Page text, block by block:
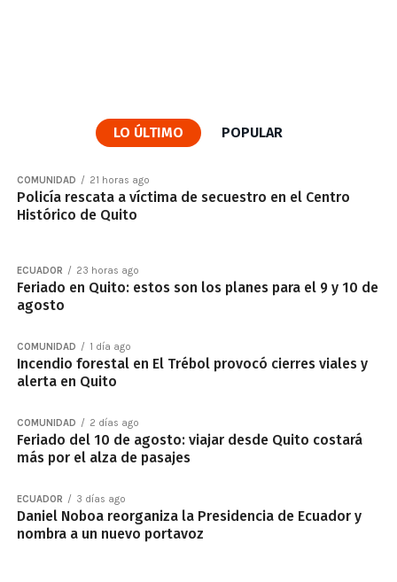
LO ÚLTIMO POPULAR
COMUNIDAD 21 horas ago
Policía rescata a víctima de secuestro en el Centro
Histórico de Quito
ECUADOR 23 horas ago
Feriado en Quito: estos son los planes para el 9 y 10 de
agosto
COMUNIDAD 1 día ago
Incendio forestal en El Trébol provocó cierres viales y
alerta en Quito
COMUNIDAD 2 días ago
Feriado del 10 de agosto: viajar desde Quito costará
más por el alza de pasajes
ECUADOR 3 días ago
Daniel Noboa reorganiza la Presidencia de Ecuador y
nombra a un nuevo portavoz